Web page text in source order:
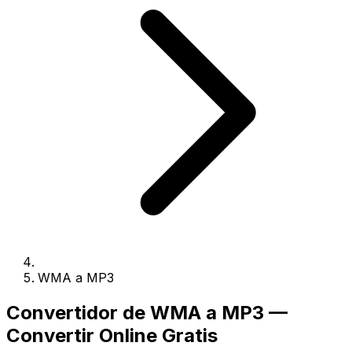
WMA a MP3
Convertidor de WMA a MP3 —
Convertir Online Gratis